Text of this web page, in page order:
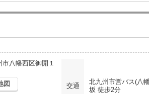
八幡西区御開１
図
交通
北九州市営バス(八
坂 徒歩2分